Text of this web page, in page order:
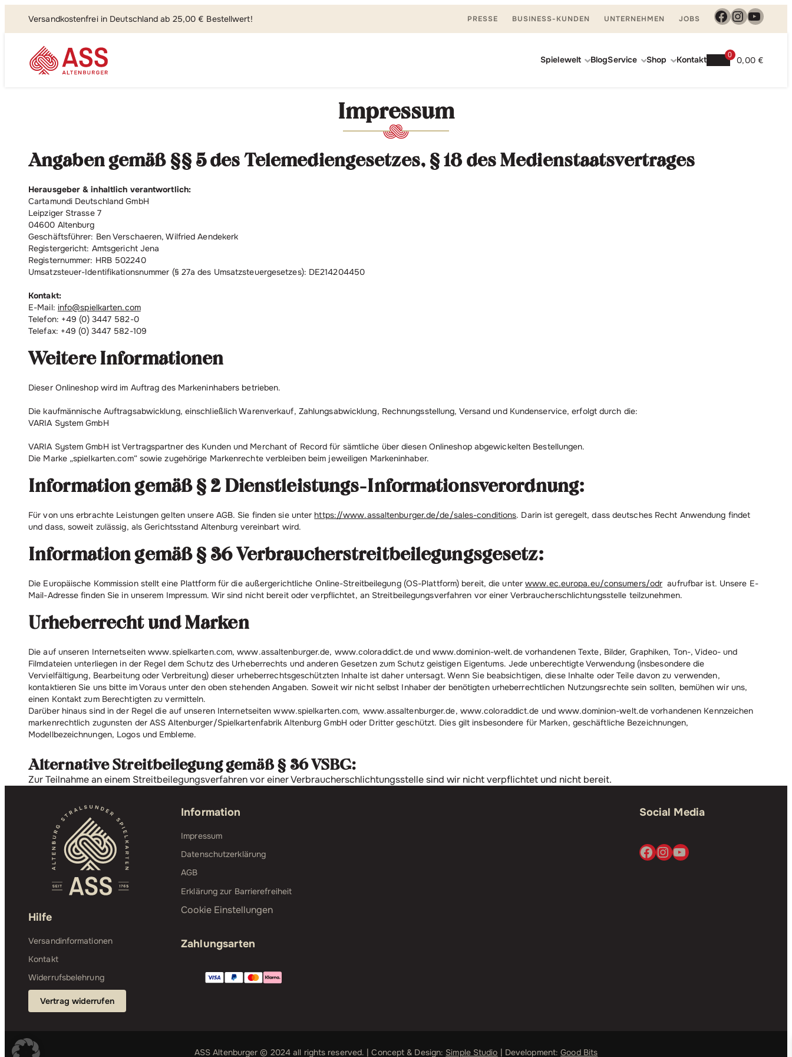
Versandkostenfrei in Deutschland ab 25,00 € Bestellwert! PRESSE BUSINESS-KUNDEN UNTERNEHMEN JOBS Facebook
Spielewelt BlogService Shop Kontakt 0
0,00 €
Suchen, finden, spielen. Jetzt & hier.
nach:
Impressum
Angaben gemäß §§ 5 des Telemediengesetzes, § 18 des Medienstaatsvertrages
Herausgeber & inhaltlich verantwortlich:
Cartamundi Deutschland GmbH
Leipziger Strasse 7
04600 Altenburg
Geschäftsführer: Ben Verschaeren, Wilfried Aendekerk
Registergericht: Amtsgericht Jena
Registernummer: HRB 502240
Umsatzsteuer-Identifikationsnummer (§ 27a des Umsatzsteuergesetzes): DE214204450
Kontakt:
E-Mail: info@spielkarten.com
Telefon: +49 (0) 3447 582-0
Telefax: +49 (0) 3447 582-109
Weitere Informationen
Dieser Onlineshop wird im Auftrag des Markeninhabers betrieben.
Die kaufmännische Auftragsabwicklung, einschließlich Warenverkauf, Zahlungsabwicklung, Rechnungsstellung, Versand und Kundenservice, erfolgt durch die:
VARIA System GmbH
VARIA System GmbH ist Vertragspartner des Kunden und Merchant of Record für sämtliche über diesen Onlineshop abgewickelten Bestellungen.
Die Marke „spielkarten.com“ sowie zugehörige Markenrechte verbleiben beim jeweiligen Markeninhaber.
Information gemäß § 2 Dienstleistungs-Informationsverordnung:
Für von uns erbrachte Leistungen gelten unsere AGB. Sie finden sie unter https://www.assaltenburger.de/de/sales-conditions. Darin ist geregelt, dass deutsches Recht Anwendung findet
und dass, soweit zulässig, als Gerichtsstand Altenburg vereinbart wird.
Information gemäß § 36 Verbraucherstreitbeilegungsgesetz:
Die Europäische Kommission stellt eine Plattform für die außergerichtliche Online-Streitbeilegung (OS-Plattform) bereit, die unterwww.ec.europa.eu/consumers/odr aufrufbar ist. Unsere E-
Mail-Adresse finden Sie in unserem Impressum. Wir sind nicht bereit oder verpflichtet, an Streitbeilegungsverfahren vor einer Verbraucherschlichtungsstelle teilzunehmen.
Urheberrecht und Marken
Die auf unseren Internetseiten www.spielkarten.com, www.assaltenburger.de, www.coloraddict.de und www.dominion-welt.de vorhandenen Texte, Bilder, Graphiken, Ton-, Video- und
Filmdateien unterliegen in der Regel dem Schutz des Urheberrechts und anderen Gesetzen zum Schutz geistigen Eigentums. Jede unberechtigte Verwendung (insbesondere die
Vervielfältigung, Bearbeitung oder Verbreitung) dieser urheberrechtsgeschützten Inhalte ist daher untersagt. Wenn Sie beabsichtigen, diese Inhalte oder Teile davon zu verwenden,
kontaktieren Sie uns bitte im Voraus unter den oben stehenden Angaben. Soweit wir nicht selbst Inhaber der benötigten urheberrechtlichen Nutzungsrechte sein sollten, bemühen wir uns,
einen Kontakt zum Berechtigten zu vermitteln.
Darüber hinaus sind in der Regel die auf unseren Internetseiten www.spielkarten.com, www.assaltenburger.de, www.coloraddict.de und www.dominion-welt.de vorhandenen Kennzeichen
markenrechtlich zugunsten der ASS Altenburger/Spielkartenfabrik Altenburg GmbH oder Dritter geschützt. Dies gilt insbesondere für Marken, geschäftliche Bezeichnungen,
Modellbezeichnungen, Logos und Embleme.
Alternative Streitbeilegung gemäß § 36 VSBG:
Zur Teilnahme an einem Streitbeilegungsverfahren vor einer Verbraucherschlichtungsstelle sind wir nicht verpflichtet und nicht bereit.
Hilfe
Versandinformationen
Kontakt
Widerrufsbelehrung
Vertrag widerrufen
Information
Impressum
Datenschutzerklärung
AGB
Erklärung zur Barrierefreiheit
Cookie Einstellungen
Zahlungsarten
Social Media
Facebook
Instagram
YouTube
ASS Altenburger © 2024 all rights reserved. | Concept & Design: Simple Studio | Development:Good Bits